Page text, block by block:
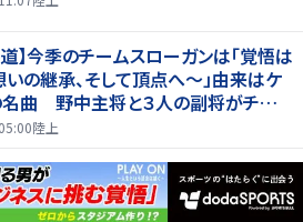
】今季のチームスローガンは「覚悟は
の継承、そして頂点へ～」由来はケ
名曲 野中主将と３人の副将がチーム
夏合宿特集第１弾、国学院大
陸上